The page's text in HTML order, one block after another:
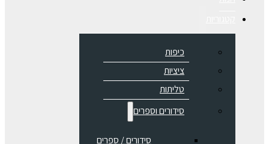
כיפות
ציציות
טליתות
סידורים וספרים
סידורים / ספרים